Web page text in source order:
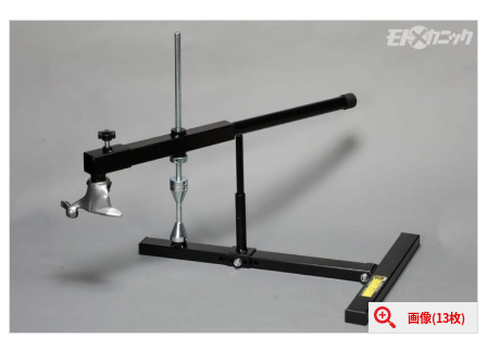
画像(13枚)